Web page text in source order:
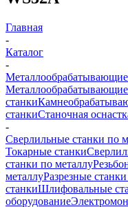
Главная
-
Каталог
-
Металлообрабатывающие
Металлообрабатывающие
станки
станкиСтаночная
-
Сверлильные станки по
Токарные станки
станки по металлу
металлуРазрезные
станкиШлифовальные
оборудование